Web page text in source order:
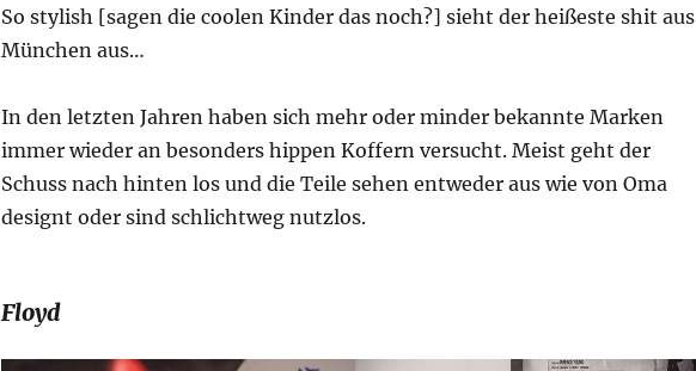
So stylish [sagen die coolen Kinder das noch?] sieht der heißeste shit aus
München aus…
In den letzten Jahren haben sich mehr oder minder bekannte Marken
immer wieder an besonders hippen Koffern versucht. Meist geht der
Schuss nach hinten los und die Teile sehen entweder aus wie von Oma
designt oder sind schlichtweg nutzlos.
Floyd